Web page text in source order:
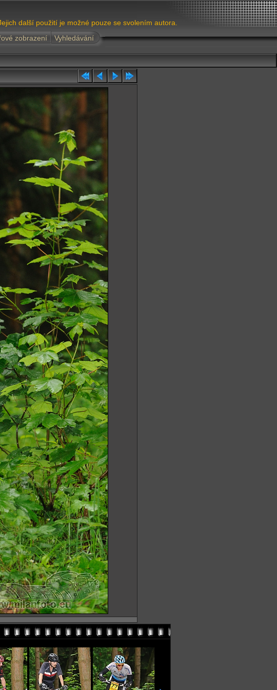
další použití je možné pouze se svolením autora.
zobrazení Vyhledávání